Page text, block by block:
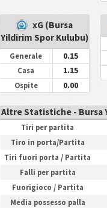
xG (Bursa
Yildirim Spor Kulubu)
Generale 0.15
Casa 1.15
Ospite 0.00
Altre Statistiche - Bursa
Tiri per partita
Tiro in porta/Partita
Tiri fuori porta / Partita
Falli per partita
Fuorigioco / Partita
Media possesso palla